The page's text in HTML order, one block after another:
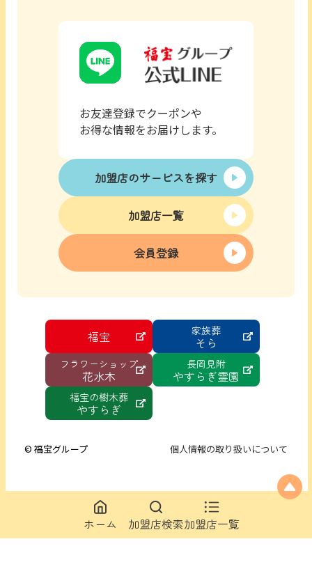
ホーム 加盟店検索加盟店一覧
お友達登録でクーポンや
お得な情報をお届けします。
加盟店のサービスを探す
加盟店一覧
会員登録
福宝 家族葬
そら
フラワーショップ
花水木
長岡見附
やすらぎ霊園
福宝の樹木葬
やすらぎ
© 福宝グループ 個人情報の取り扱いについて